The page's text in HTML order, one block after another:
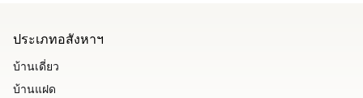
ประเภทอสังหาฯ
บ้านเดี่ยว
บ้านแฝด